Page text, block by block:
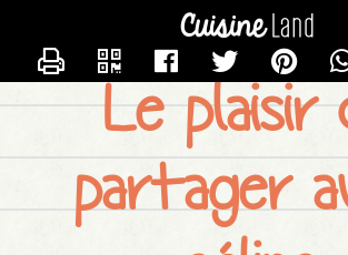
Le plaisir
partager
CONTACTER